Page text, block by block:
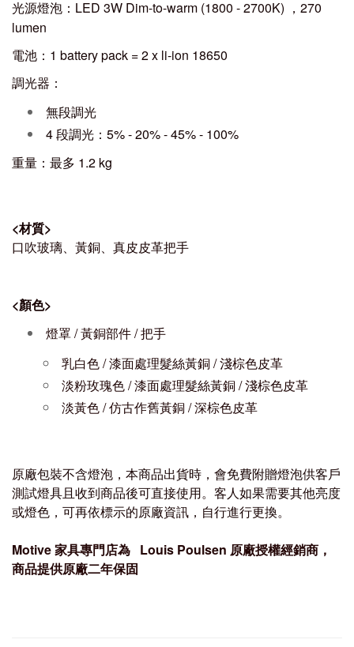
光源燈泡：LED 3W Dim-to-warm (1800 - 2700K) ，270
lumen
電池：1 battery pack = 2 x li-ion 18650
調光器：
無段調光
4 段調光：5% - 20% - 45% - 100%
重量：最多 1.2 kg
<材質>
口吹玻璃、黃銅、真皮皮革把手
<顏色>
燈罩 / 黃銅部件 / 把手
乳白色 / 漆面處理髮絲黃銅 / 淺棕色皮革
淡粉玫瑰色 / 漆面處理髮絲黃銅 / 淺棕色皮革
淡黃色 / 仿古作舊黃銅 / 深棕色皮革
原廠包裝不含燈泡，本商品出貨時，會免費附贈燈泡供客戶
測試燈具且收到商品後可直接使用。客人如果需要其他亮度
或燈色，可再依標示的原廠資訊，自行進行更換。
Motive家具專門店為 Louis Poulsen 原廠授權經銷商，
商品提供原廠二年保固